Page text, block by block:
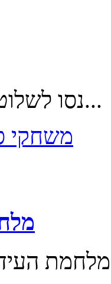
נסו לשלוט על אופנוע ים...
משחקי